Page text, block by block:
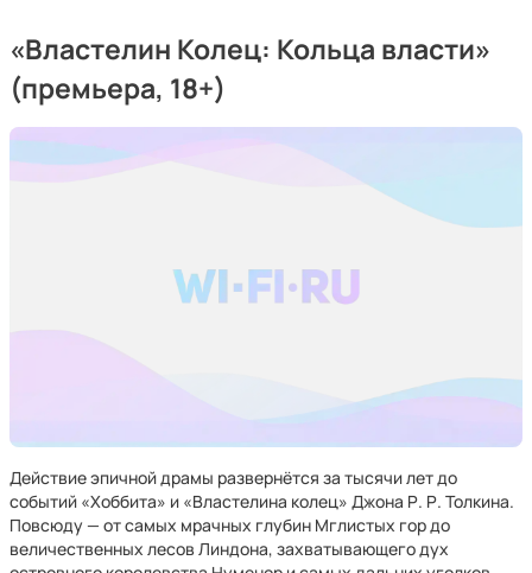
«Властелин Колец: Кольца власти»
(премьера, 18+)
Действие эпичной драмы развернётся за тысячи лет до
событий «Хоббита» и «Властелина колец» Джона Р. Р. Толкина.
Повсюду — от самых мрачных глубин Мглистых гор до
величественных лесов Линдона, захватывающего дух